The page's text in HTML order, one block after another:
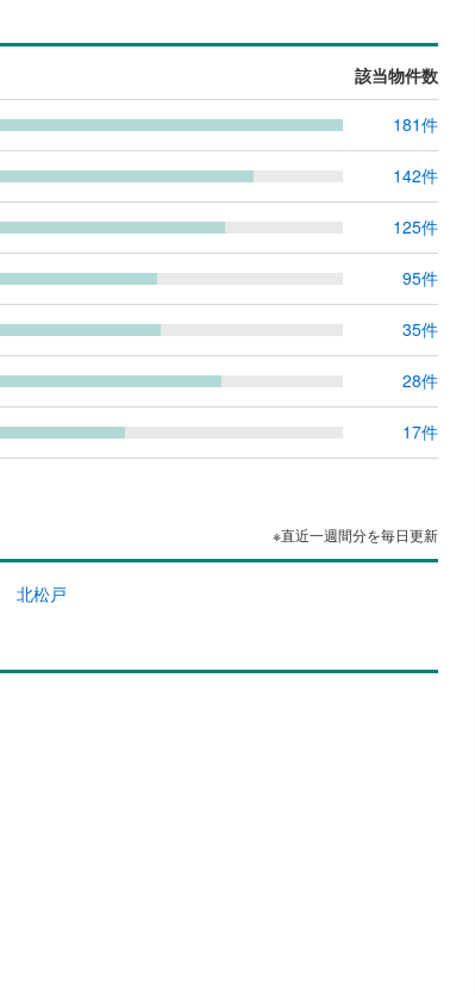
該当物件数
181件
142件
125件
95件
35件
28件
17件
※直近一週間分を毎日更新
北松戸